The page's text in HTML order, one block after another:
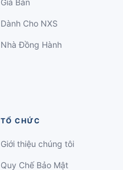
Giá Bán
Dành Cho NXS
Nhà Đồng Hành
TỔ CHỨC
Giới thiệu chúng tôi
Quy Chế Bảo Mật